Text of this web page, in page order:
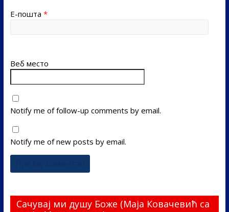
Е-пошта *
Веб место
Notify me of follow-up comments by email.
Notify me of new posts by email.
Сачувај ми душу Боже (Маја Ковачевић са